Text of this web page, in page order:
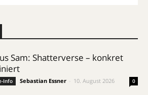
Sam: Shatterverse – konkret
Info Sebastian Essner 10. August 2026 0